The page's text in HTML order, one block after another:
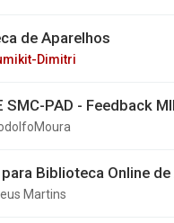
de Aparelhos
Dimitri
SMC-PAD - Feedback
Biblioteca Online
Martins